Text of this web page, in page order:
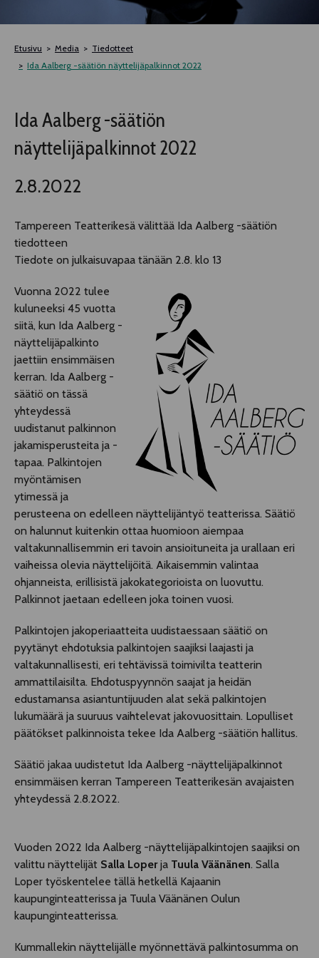
TELTTALAB
OFF TAMPERE
TAPAHTUMIEN YÖ
MUU OHJELMISTO
Etusivu Media
Tiedotteet
Ida Aalberg -säätiön näyttelijäpalkinnot 2022
Ida Aalberg -säätiön
näyttelijäpalkinnot 2022
2.8.2022
Tampereen Teatterikesä välittää Ida Aalberg -säätiön
tiedotteen
Tiedote on julkaisuvapaa tänään 2.8. klo 13
Vuonna 2022 tulee
kuluneeksi 45 vuotta
siitä, kun Ida Aalberg -
näyttelijäpalkinto
jaettiin ensimmäisen
kerran. Ida Aalberg -
säätiö on tässä
yhteydessä
uudistanut palkinnon
jakamisperusteita ja -
tapaa. Palkintojen
myöntämisen
ytimessä ja
perusteena on edelleen näyttelijäntyö teatterissa. Säätiö
on halunnut kuitenkin ottaa huomioon aiempaa
valtakunnallisemmin eri tavoin ansioituneita ja urallaan eri
vaiheissa olevia näyttelijöitä. Aikaisemmin valintaa
ohjanneista, erillisistä jakokategorioista on luovuttu.
Palkinnot jaetaan edelleen joka toinen vuosi.
Palkintojen jakoperiaatteita uudistaessaan säätiö on
pyytänyt ehdotuksia palkintojen saajiksi laajasti ja
valtakunnallisesti, eri tehtävissä toimivilta teatterin
ammattilaisilta. Ehdotuspyynnön saajat ja heidän
edustamansa asiantuntijuuden alat sekä palkintojen
lukumäärä ja suuruus vaihtelevat jakovuosittain. Lopulliset
päätökset palkinnoista tekee Ida Aalberg -säätiön hallitus.
Säätiö jakaa uudistetut Ida Aalberg -näyttelijäpalkinnot
ensimmäisen kerran Tampereen Teatterikesän avajaisten
yhteydessä 2.8.2022.
Vuoden 2022 Ida Aalberg -näyttelijäpalkintojen saajiksi on
valittu näyttelijät Salla Loperja Tuula Väänänen. Salla
Loper työskentelee tällä hetkellä Kajaanin
kaupunginteatterissa ja Tuula Väänänen Oulun
kaupunginteatterissa.
Kummallekin näyttelijälle myönnettävä palkintosumma on